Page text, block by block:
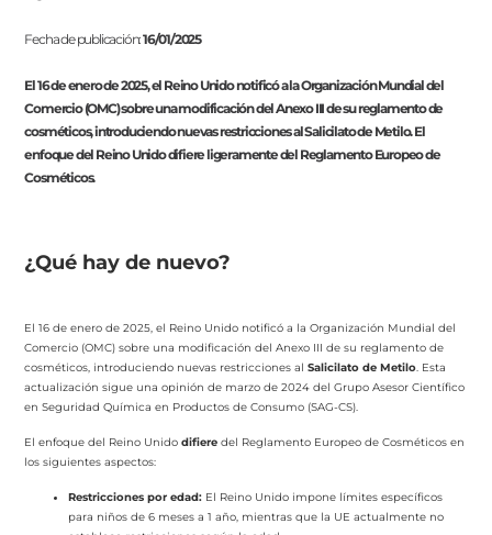
Fecha de publicación:16/01/2025
El 16 de enero de 2025, el Reino Unido notificó a la Organización Mundial del
Comercio (OMC) sobre una modificación del Anexo III de su reglamento de
cosméticos, introduciendo nuevas restricciones al Salicilato de Metilo. El
enfoque del Reino Unido difiere ligeramente del Reglamento Europeo de
Cosméticos.
¿Qué hay de nuevo?
El 16 de enero de 2025, el Reino Unido notificó a la Organización Mundial del
Comercio (OMC) sobre una modificación del Anexo III de su reglamento de
cosméticos, introduciendo nuevas restricciones alSalicilato de Metilo. Esta
actualización sigue una opinión de marzo de 2024 del Grupo Asesor Científico
en Seguridad Química en Productos de Consumo (SAG-CS).
El enfoque del Reino Unidodifieredel Reglamento Europeo de Cosméticos en
los siguientes aspectos:
Restricciones por edad: El Reino Unido impone límites específicos
para niños de 6 meses a 1 año, mientras que la UE actualmente no